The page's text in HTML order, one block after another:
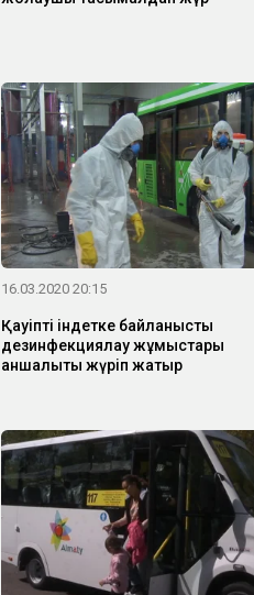
16.03.2020 20:15
Қауіпті індетке байланысты
дезинфекциялау жұмыстары
қаншалықты жүріп жатыр